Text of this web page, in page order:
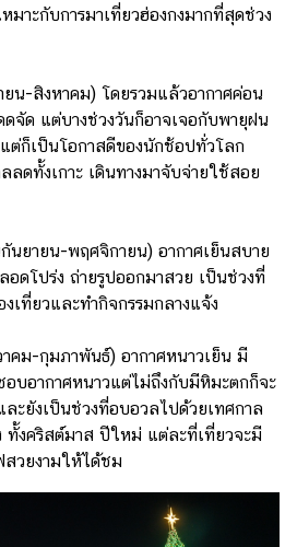
มาะกับการมาเที่ยวฮ่องกงมากที่สุดช่วง
น-สิงหาคม) โดยรวมแล้วอากาศค่อน
จัด แต่บางช่วงวันก็อาจเจอกับพายุฝน
ต่ก็เป็นโอกาสดีของนักช้อปทั่วโลก
ลลดทั้งเกาะ เดินทางมาจับจ่ายใช้สอย
นยายน-พฤศจิกายน) อากาศเย็นสบาย
ดโปร่ง ถ่ายรูปออกมาสวย เป็นช่วงที่
งเที่ยวและทำกิจกรรมกลางแจ้ง
คม-กุมภาพันธ์) อากาศหนาวเย็น มี
อบอากาศหนาวแต่ไม่ถึงกับมีหิมะตกก็จะ
ะยังเป็นช่วงที่อบอวลไปด้วยเทศกาล
ทั้งคริสต์มาส ปีใหม่ แต่ละที่เที่ยวจะมี
สวยงามให้ได้ชม